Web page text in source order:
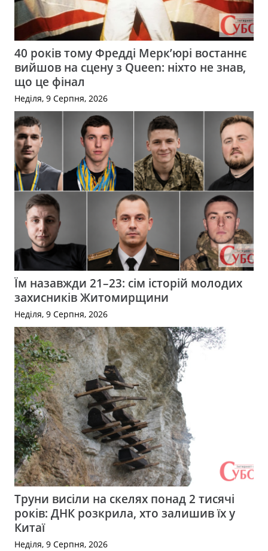
40 років тому Фредді Мерк’юрі востаннє
вийшов на сцену з Queen: ніхто не знав,
що це фінал
Неділя, 9 Серпня, 2026
Їм назавжди 21–23: сім історій молодих
захисників Житомирщини
Неділя, 9 Серпня, 2026
Труни висіли на скелях понад 2 тисячі
років: ДНК розкрила, хто залишив їх у
Китаї
Неділя, 9 Серпня, 2026